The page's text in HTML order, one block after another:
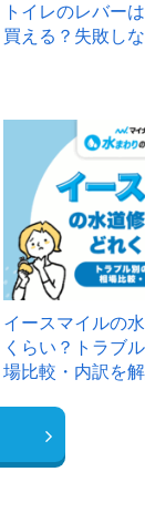
トイレのレバー
買える？失敗し
イースマイルの
くらい？トラブ
場比較・内訳を